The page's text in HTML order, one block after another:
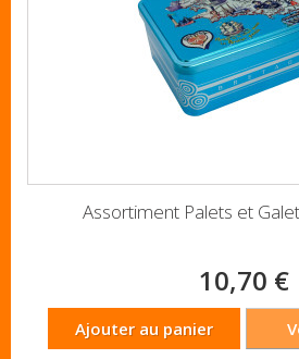
Assortiment Palets et
10,70 €
Ajouter au panier